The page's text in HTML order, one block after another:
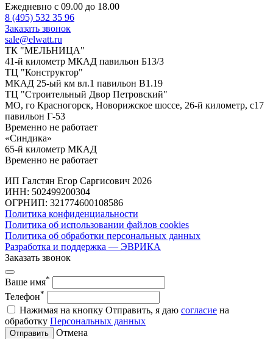
Ежедневно с 09.00 до 18.00
8 (495) 532 35 96
Заказать звонок
sale@elwatt.ru
ТК "МЕЛЬНИЦА"
41-й километр МКАД павильон Б13/3
ТЦ "Конструктор"
МКАД 25-ый км вл.1 павильон В1.19
ТЦ "Строительный Двор Петровский"
МО, го Красногорск, Новорижское шоссе, 26-й километр, с17
павильон Г-53
Временно не работает
«Синдика»
65-й километр МКАД
Временно не работает
ИП Галстян Егор Саргисович 2026
ИНН: 502499200304
ОГРНИП: 321774600108586
Политика конфиденциальности
Политика об использовании файлов cookies
Политика об обработки персональных данных
Разработка и поддержка — ЭВРИКА
Заказать звонок
Ваше имя*
Телефон*
Нажимая на кнопку Отправить, я даю согласие на
обработку Персональных данных
Отправить
Отмена